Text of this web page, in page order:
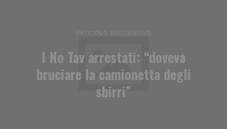
ARTICOLO SUCCESSIVO
I No Tav arrestati: “doveva
bruciare la camionetta degli
sbirri”